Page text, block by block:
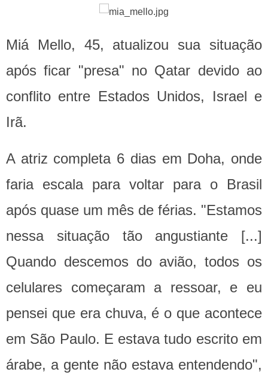
Miá Mello, 45, atualizou sua situação
após ficar "presa" no Qatar devido ao
conflito entre Estados Unidos, Israel e
Irã.
A atriz completa 6 dias em Doha, onde
faria escala para voltar para o Brasil
após quase um mês de férias. "Estamos
nessa situação tão angustiante [...]
Quando descemos do avião, todos os
celulares começaram a ressoar, e eu
pensei que era chuva, é o que acontece
em São Paulo. E estava tudo escrito em
árabe, a gente não estava entendendo",